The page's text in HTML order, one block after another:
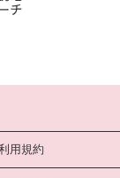
用規約